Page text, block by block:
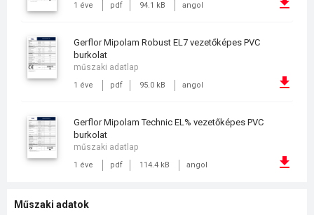
1 éve pdf 94.1 kB angol
Gerflor Mipolam Robust EL7 vezetőképes PVC
burkolat
1 éve pdf 95.0 kB angol
műszaki adatlap
Gerflor Mipolam Technic EL% vezetőképes PVC
burkolat
1 éve pdf 114.4 kB angol
műszaki adatlap
Műszaki adatok